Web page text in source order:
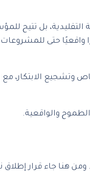
بل تتيح
حتى
وتشجيع الابتكار، مع
والواقعية.
هنا جاء قرار إطلاق